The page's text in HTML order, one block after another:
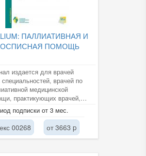
ПАЛЛИАТИВНАЯ И
ПОМОЩЬ
издается для врачей
специальностей, врачей по
медицинской
практикующих врачей,
подписки от 3 мес.
00268 от 3663 p